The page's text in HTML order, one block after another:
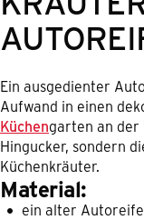
Ein ausgedienter
Aufwand in einen
Küchengarten an der
Hingucker, sondern
Küchenkräuter.
Material:
ein alter